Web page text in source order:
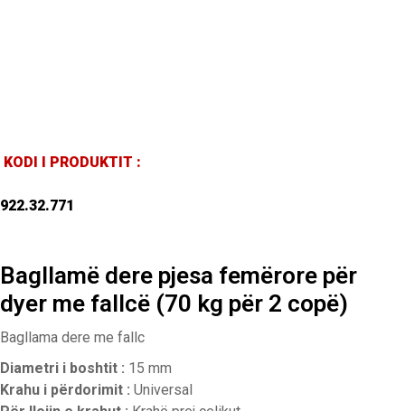
KODI I PRODUKTIT :
922.32.771
Bagllamë dere pjesa femërore për
dyer me fallcë (70 kg për 2 copë)
Bagllama dere me fallc
Diametri i boshtit : 15 mm
Krahu i përdorimit : Universal